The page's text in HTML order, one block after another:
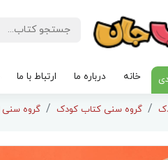
خانه درباره ما ارتباط با ما
گروه سنی کتاب کودک گروه سنی 9 تا 12سال